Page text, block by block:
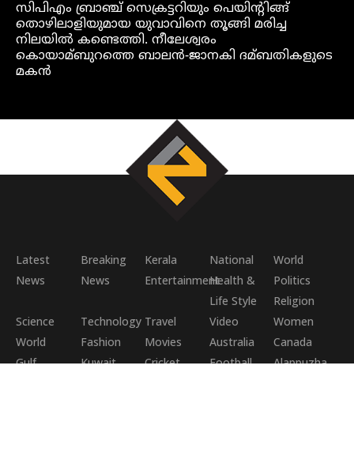
സിപിഎം ബ്രാഞ്ച് സെക്രട്ടറിയും പെയിന്റിങ്ങ്
തൊഴിലാളിയുമായ യുവാവിനെ തൂങ്ങി മരിച്ച
നിലയില്‍ കണ്ടെത്തി. നീലേശ്വരം
കൊയാമ്ബുറത്തെ ബാലന്‍-ജാനകി ദമ്ബതികളുടെ
മകന്‍
Latest
News
Breaking
News
Kerala National
World
EntertainmentHealth &
Life Style
Politics
Religion
Science
World
Technology Travel Video
Women
Fashion
Movies Australia
Canada
Gulf
Kuwait Cricket Football
Alappuzha